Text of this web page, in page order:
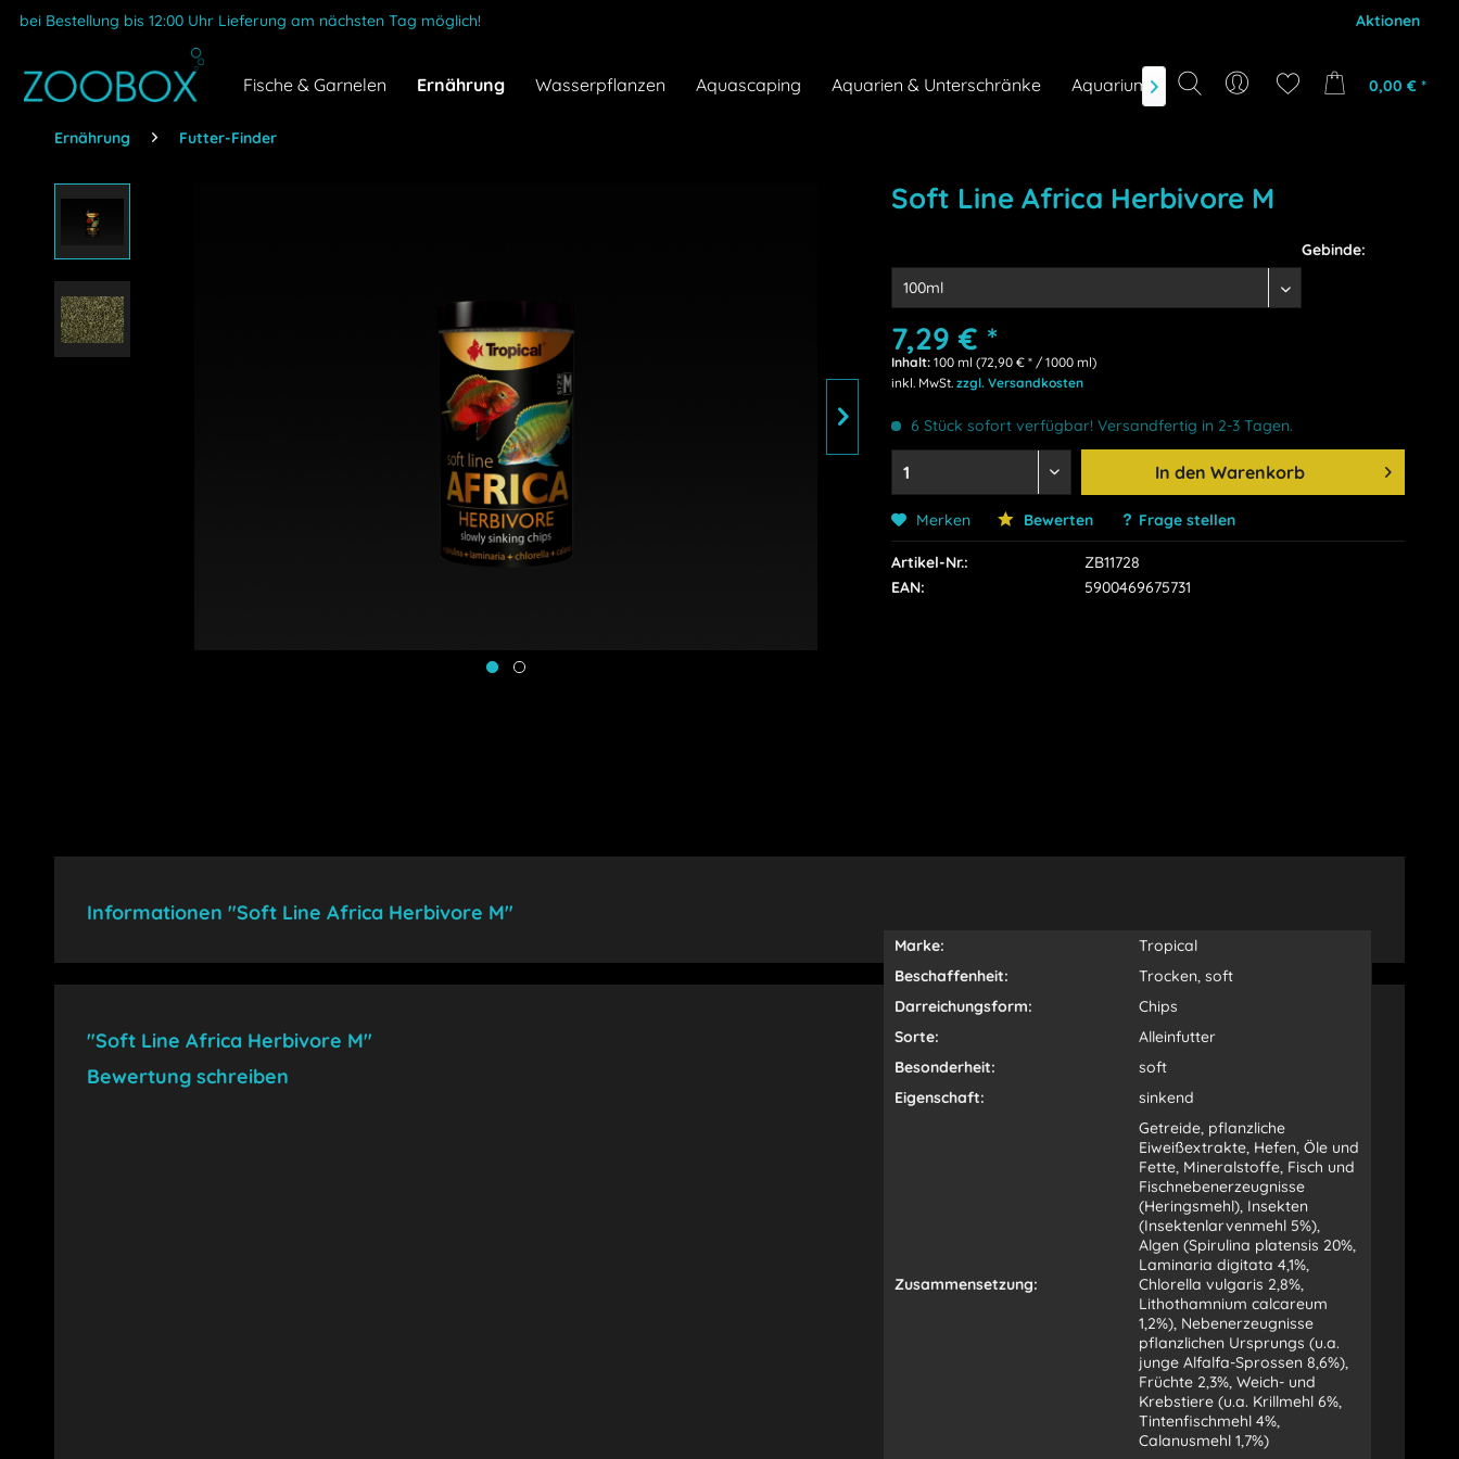
bei Bestellung bis 12:00 Uhr Lieferung am nächsten Tag möglich! Aktionen
0,00 € *
Fische & Garnelen Ernährung Wasserpflanzen Aquascaping Aquarien & Unterschränke Aquarium-Zubehör Gutscheine Marken

Ernährung Futter-Finder
Soft Line Africa Herbivore M
Gebinde:
7,29 € *
Inhalt:100 ml (72,90 € * / 1000 ml)
inkl. MwSt.zzgl. Versandkosten
6 Stück sofort verfügbar! Versandfertig in 2-3 Tagen.
In den Warenkorb
Merken Bewerten Frage stellen
Artikel-Nr.:
ZB11728
EAN:
5900469675731
Informationen "Soft Line Africa Herbivore M"
Marke:
Tropical
Beschaffenheit:
Trocken, soft
Darreichungsform:
Chips
Sorte:
Alleinfutter
Besonderheit:
soft
Eigenschaft:
sinkend
Zusammensetzung:
Getreide, pflanzliche
Eiweißextrakte, Hefen, Öle und
Fette, Mineralstoffe, Fisch und
Fischnebenerzeugnisse
(Heringsmehl), Insekten
(Insektenlarvenmehl 5%),
Algen (Spirulina platensis 20%,
Laminaria digitata 4,1%,
Chlorella vulgaris 2,8%,
Lithothamnium calcareum
1,2%), Nebenerzeugnisse
pflanzlichen Ursprungs (u.a.
junge Alfalfa-Sprossen 8,6%),
Früchte 2,3%, Weich- und
Krebstiere (u.a. Krillmehl 6%,
Tintenfischmehl 4%,
Calanusmehl 1,7%)
"Soft Line Africa Herbivore M"
Bewertung schreiben